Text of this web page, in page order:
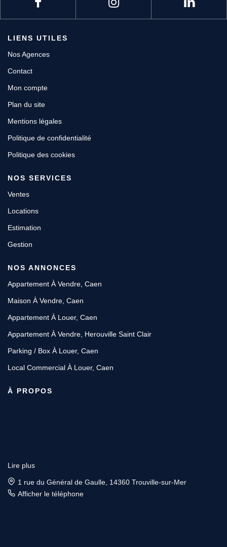
LIENS UTILES
Nos Agences
Contact
Mon compte
Plan du site
Mentions légales
Politique de confidentialité
Politique des cookies
NOS SERVICES
Ventes
Locations
Estimation
Gestion
NOS ANNONCES
Appartement À Vendre, Caen
Maison À Vendre, Caen
Appartement À Louer, Caen
Appartement À Vendre, Herouville Saint Clair
Parking / Box À Louer, Caen
Local Commercial À Louer, Caen
À PROPOS
Lire plus
1 rue du Général de Gaulle, 14360 Trouville-sur-Mer
Afficher le téléphone